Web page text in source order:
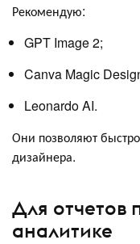
Рекомендую:
GPT Image 2;
Canva Magic
Leonardo AI.
Они позволяют
дизайнера.
Для отчетов
аналитике